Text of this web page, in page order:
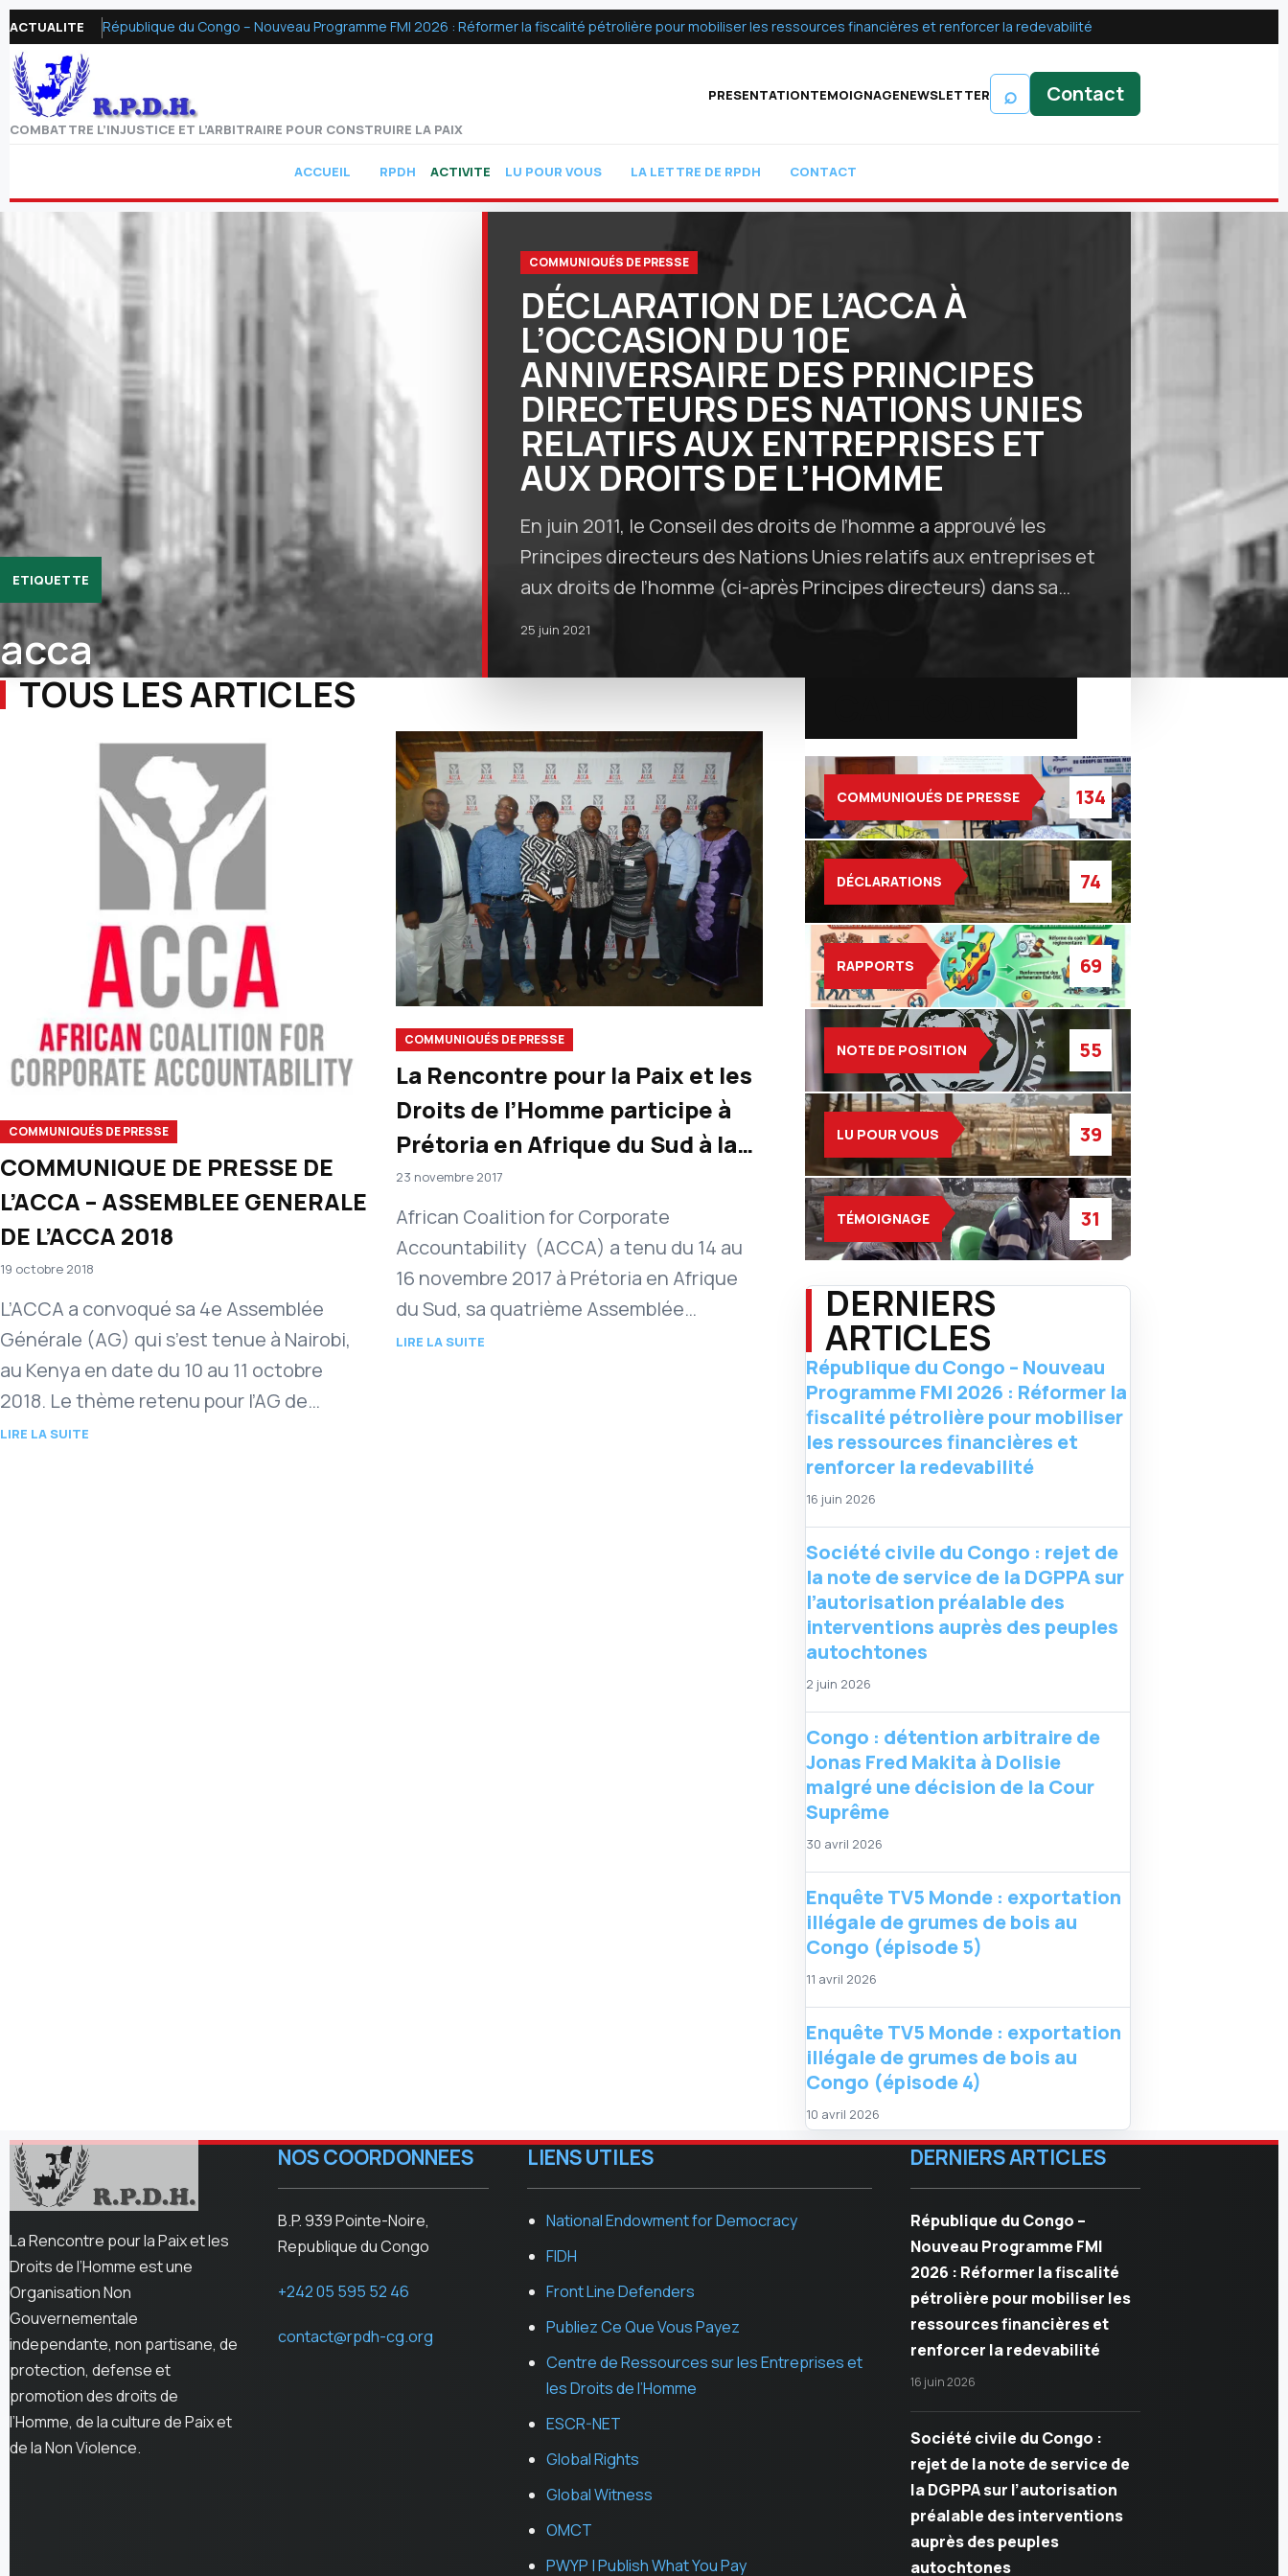
ACTUALITE République du Congo – Nouveau Programme FMI 2026 : Réformer la fiscalité pétrolière pour mobiliser les ressources financières et renforcer la redevabilité
COMBATTRE L’INJUSTICE ET L’ARBITRAIRE POUR CONSTRUIRE LA PAIX
PRESENTATIONTEMOIGNAGENEWSLETTER ⌕ Contact
ACCUEIL RPDH ACTIVITE LU POUR VOUS LA LETTRE DE RPDH CONTACT
ETIQUETTE
acca
COMMUNIQUÉS DE PRESSE
DÉCLARATION DE L’ACCA À
L’OCCASION DU 10E
ANNIVERSAIRE DES PRINCIPES
DIRECTEURS DES NATIONS UNIES
RELATIFS AUX ENTREPRISES ET
AUX DROITS DE L’HOMME
En juin 2011, le Conseil des droits de l’homme a approuvé les
Principes directeurs des Nations Unies relatifs aux entreprises et
aux droits de l’homme (ci-après Principes directeurs) dans sa…
25 juin 2021
TOUS LES ARTICLES
COMMUNIQUÉS DE PRESSE
COMMUNIQUE DE PRESSE DE
L’ACCA – ASSEMBLEE GENERALE
DE L’ACCA 2018
19 octobre 2018
L’ACCA a convoqué sa 4e Assemblée
Générale (AG) qui s’est tenue à Nairobi,
au Kenya en date du 10 au 11 octobre
2018. Le thème retenu pour l’AG de
l’ACCA 2018 a…
LIRE LA SUITE
COMMUNIQUÉS DE PRESSE
La Rencontre pour la Paix et les
Droits de l’Homme participe à
Prétoria en Afrique du Sud à la
quatrième Assemblée
l’Assemblée générale de l’ACCA
23 novembre 2017
African Coalition for Corporate
Accountability (ACCA) a tenu du 14 au
16 novembre 2017 à Prétoria en Afrique
du Sud, sa quatrième Assemblée
générale sur le thème Accès aux voies de
LIRE LA SUITE
COMMUNIQUÉS DE PRESSE 134
DÉCLARATIONS 74
RAPPORTS 69
NOTE DE POSITION 55
LU POUR VOUS 39
TÉMOIGNAGE 31
DERNIERS
ARTICLES
République du Congo – Nouveau
Programme FMI 2026 : Réformer la
fiscalité pétrolière pour mobiliser
les ressources financières et
renforcer la redevabilité
16 juin 2026
Société civile du Congo : rejet de
la note de service de la DGPPA sur
l’autorisation préalable des
interventions auprès des peuples
autochtones
2 juin 2026
Congo : détention arbitraire de
Jonas Fred Makita à Dolisie
malgré une décision de la Cour
Suprême
30 avril 2026
Enquête TV5 Monde : exportation
illégale de grumes de bois au
Congo (épisode 5)
11 avril 2026
Enquête TV5 Monde : exportation
illégale de grumes de bois au
Congo (épisode 4)
10 avril 2026
La Rencontre pour la Paix et les
Droits de l’Homme est une
Organisation Non
Gouvernementale
independante, non partisane, de
protection, defense et
promotion des droits de
l’Homme, de la culture de Paix et
de la Non Violence.
NOS COORDONNEES
B.P. 939 Pointe-Noire,
Republique du Congo
+242 05 595 52 46
contact@rpdh-cg.org
LIENS UTILES
National Endowment for Democracy
FIDH
Front Line Defenders
Publiez Ce Que Vous Payez
Centre de Ressources sur les Entreprises et
les Droits de l’Homme
ESCR-NET
Global Rights
Global Witness
OMCT
PWYP | Publish What You Pay
DERNIERS ARTICLES
République du Congo –
Nouveau Programme FMI
2026 : Réformer la fiscalité
pétrolière pour mobiliser les
ressources financières et
renforcer la redevabilité
16 juin 2026
Société civile du Congo :
rejet de la note de service de
la DGPPA sur l’autorisation
préalable des interventions
auprès des peuples
autochtones